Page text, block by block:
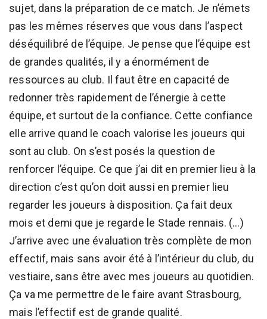
sujet, dans la préparation de ce match. Je n’émets
pas les mêmes réserves que vous dans l’aspect
déséquilibré de l’équipe. Je pense que l’équipe est
de grandes qualités, il y a énormément de
ressources au club. Il faut être en capacité de
redonner très rapidement de l’énergie à cette
équipe, et surtout de la confiance. Cette confiance
elle arrive quand le coach valorise les joueurs qui
sont au club. On s’est posés la question de
renforcer l’équipe. Ce que j’ai dit en premier lieu à la
direction c’est qu’on doit aussi en premier lieu
regarder les joueurs à disposition. Ça fait deux
mois et demi que je regarde le Stade rennais. (…)
J’arrive avec une évaluation très complète de mon
effectif, mais sans avoir été à l’intérieur du club, du
vestiaire, sans être avec mes joueurs au quotidien.
Ça va me permettre de le faire avant Strasbourg,
mais l’effectif est de grande qualité.